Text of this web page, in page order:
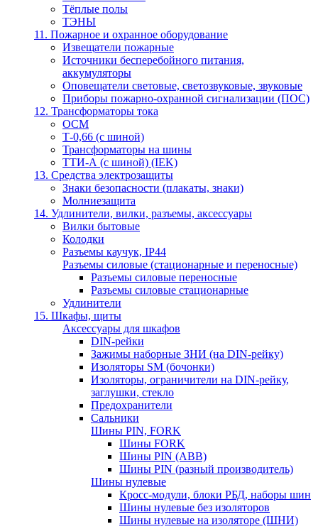
Тёплые полы
ТЭНЫ
11. Пожарное и охранное оборудование
Извещатели пожарные
Источники бесперебойного питания,
аккумуляторы
Оповещатели световые, светозвуковые, звуковые
Приборы пожарно-охранной сигнализации (ПОС)
12. Трансформаторы тока
ОСМ
Т-0,66 (с шиной)
Трансформаторы на шины
ТТИ-А (с шиной) (IEK)
13. Средства электрозащиты
Знаки безопасности (плакаты, знаки)
Молниезащита
14. Удлинители, вилки, разъемы, аксессуары
Вилки бытовые
Колодки
Разъемы каучук, IP44
Разъемы силовые (стационарные и переносные)
Разъемы силовые переносные
Разъемы силовые стационарные
Удлинители
15. Шкафы, щиты
Аксессуары для шкафов
DIN-рейки
Зажимы наборные ЗНИ (на DIN-рейку)
Изоляторы SM (бочонки)
Изоляторы, ограничители на DIN-рейку,
заглушки, стекло
Предохранители
Сальники
Шины PIN, FORK
Шины FORK
Шины PIN (АВВ)
Шины PIN (разный производитель)
Шины нулевые
Кросс-модули, блоки РБД, наборы шин
Шины нулевые без изоляторов
Шины нулевые на изоляторе (ШНИ)